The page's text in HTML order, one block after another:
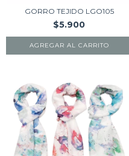
GORRO TEJIDO LGO105
$5.900
AGREGAR AL CARRITO